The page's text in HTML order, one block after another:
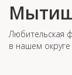
Любительская
в нашем